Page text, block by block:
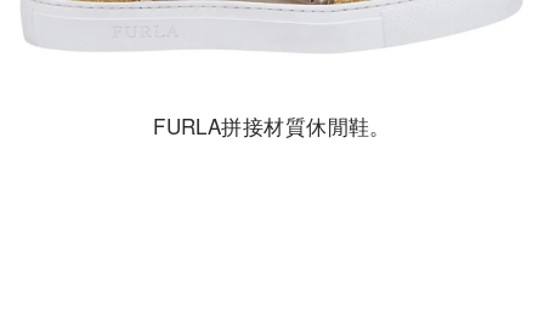
FURLA拼接材質休閒鞋。